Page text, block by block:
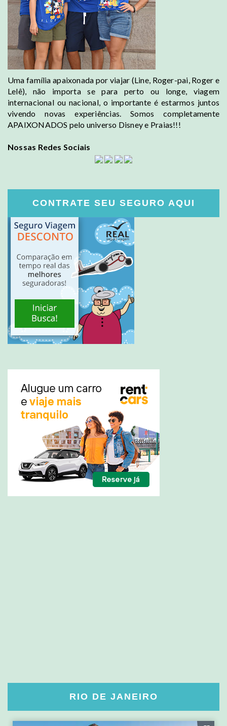
Uma família apaixonada por viajar (Line, Roger-pai, Roger e
Lelê), não importa se para perto ou longe, viagem
internacional ou nacional, o importante é estarmos juntos
vivendo novas experiências. Somos completamente
APAIXONADOS pelo universo Disney e Praias!!!
Nossas Redes Sociais
CONTRATE SEU SEGURO AQUI
RIO DE JANEIRO